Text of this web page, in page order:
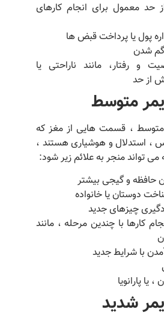
حد معمول برای انجام کارهای
پول یا پرداخت قبض ها
شدن
و رفتار، مانند ناراحتی یا
از حد
متوسط
متوسط ، قسمت هایی از مغز که
، استدلال و هوشیاری هستند ،
تواند منجر به علائم زیر شود:
حافظه و گیجی بیشتر
دوستان یا خانواده
چیزهای جدید
کارها با چندین مرحله ، مانند
با شرایط جدید
پارانویا
شدید